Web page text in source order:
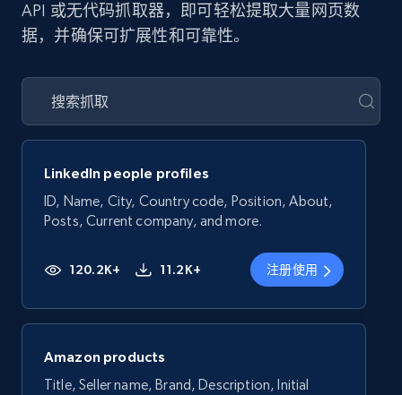
API 或无代码抓取器，即可轻松提取大量网页数
据，并确保可扩展性和可靠性。
LinkedIn people profiles
ID, Name, City, Country code, Position, About,
Posts, Current company, and more.
120.2K+ 11.2K+ 注册使用
Amazon products
Title, Seller name, Brand, Description, Initial